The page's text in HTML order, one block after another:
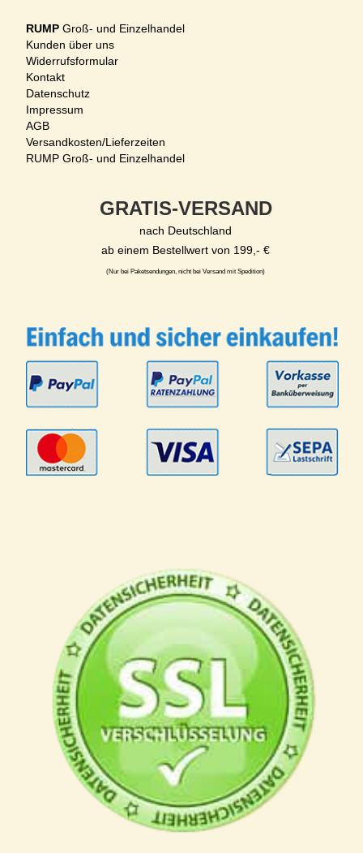
RUMP Groß- und Einzelhandel
Kunden über uns
Widerrufsformular
Kontakt
Datenschutz
Impressum
AGB
Versandkosten/Lieferzeiten
RUMP Groß- und Einzelhandel
GRATIS-VERSAND
nach Deutschland
ab einem Bestellwert von 199,- €
(Nur bei Paketsendungen, nicht bei Versand mit Spedition)